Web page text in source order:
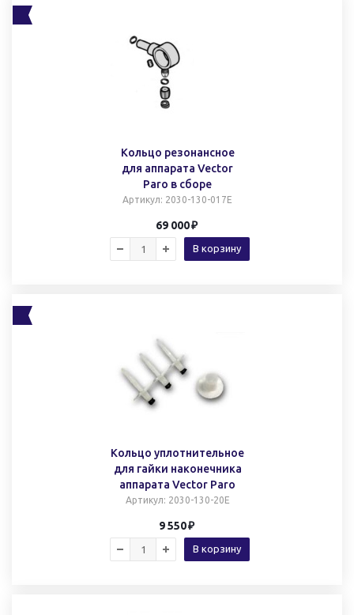
Кольцо резонансное
для аппарата Vector
Paro в сборе
Артикул: 2030-130-017E
69 000
В корзину
Кольцо уплотнительное
для гайки наконечника
аппарата Vector Paro
Артикул: 2030-130-20E
9 550
В корзину